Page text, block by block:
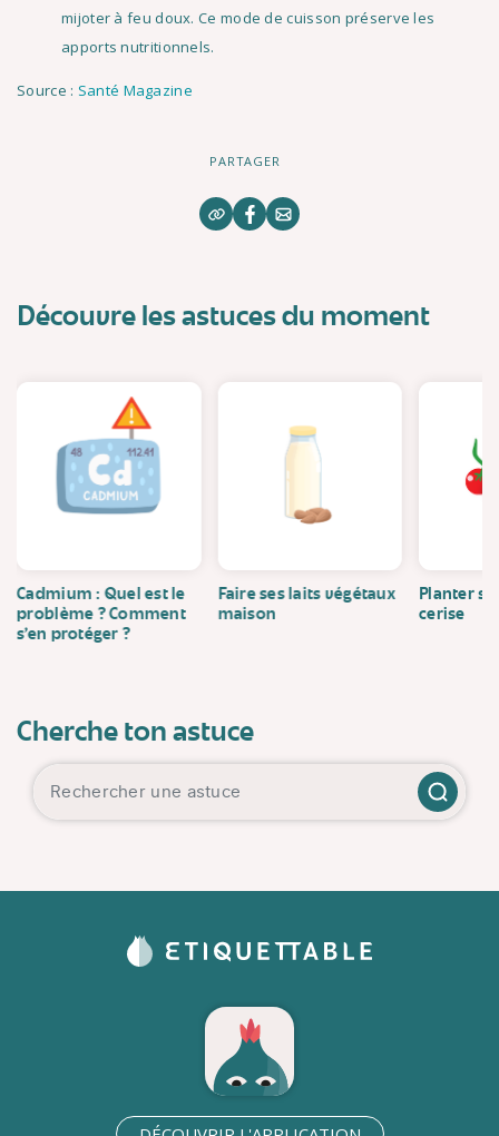
mijoter à feu doux. Ce mode de cuisson préserve les
apports nutritionnels.
Source : Santé Magazine
PARTAGER
Découvre les astuces du moment
Cadmium : Quel est le
problème ? Comment
s’en protéger ?
Faire ses laits végétaux
maison
Planter
cerise
Cherche ton astuce